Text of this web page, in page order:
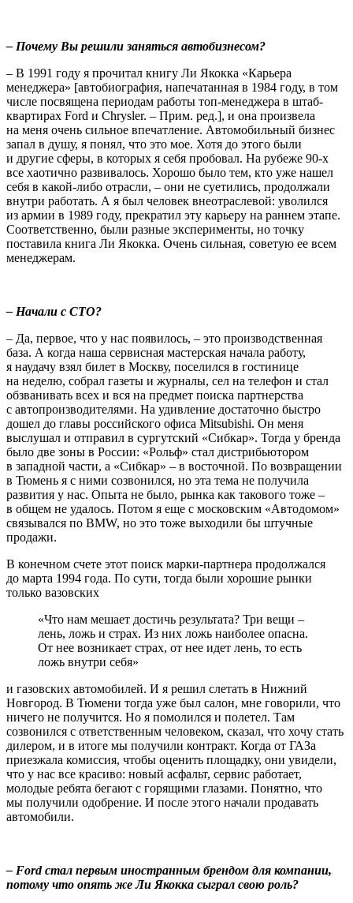
– Почему Вы решили заняться автобизнесом?
– В 1991 году я прочитал книгу Ли Якокка «Карьера
менеджера» [автобиография, напечатанная в 1984 году, в том
числе посвящена периодам работы топ-менеджера в штаб-
квартирах Ford и Chrysler. – Прим. ред.], и она произвела
на меня очень сильное впечатление. Автомобильный бизнес
запал в душу, я понял, что это мое. Хотя до этого были
и другие сферы, в которых я себя пробовал. На рубеже 90-х
все хаотично развивалось. Хорошо было тем, кто уже нашел
себя в какой-либо отрасли, – они не суетились, продолжали
внутри работать. А я был человек внеотраслевой: уволился
из армии в 1989 году, прекратил эту карьеру на раннем этапе.
Соответственно, были разные эксперименты, но точку
поставила книга Ли Якокка. Очень сильная, советую ее всем
менеджерам.
– Начали с СТО?
– Да, первое, что у нас появилось, – это производственная
база. А когда наша сервисная мастерская начала работу,
я наудачу взял билет в Москву, поселился в гостинице
на неделю, собрал газеты и журналы, сел на телефон и стал
обзванивать всех и вся на предмет поиска партнерства
с автопроизводителями. На удивление достаточно быстро
дошел до главы российского офиса Mitsubishi. Он меня
выслушал и отправил в сургутский «Сибкар». Тогда у бренда
было две зоны в России: «Рольф» стал дистрибьютором
в западной части, а «Сибкар» – в восточной. По возвращении
в Тюмень я с ними созвонился, но эта тема не получила
развития у нас. Опыта не было, рынка как такового тоже –
в общем не удалось. Потом я еще с московским «Автодомом»
связывался по BMW, но это тоже выходили бы штучные
продажи.
В конечном счете этот поиск марки-партнера продолжался
до марта 1994 года. По сути, тогда были хорошие рынки
только вазовских
«Что нам мешает достичь результата? Три вещи –
лень, ложь и страх. Из них ложь наиболее опасна.
От нее возникает страх, от нее идет лень, то есть
ложь внутри себя»
и газовских автомобилей. И я решил слетать в Нижний
Новгород. В Тюмени тогда уже был салон, мне говорили, что
ничего не получится. Но я помолился и полетел. Там
созвонился с ответственным человеком, сказал, что хочу стать
дилером, и в итоге мы получили контракт. Когда от ГАЗа
приезжала комиссия, чтобы оценить площадку, они увидели,
что у нас все красиво: новый асфальт, сервис работает,
молодые ребята бегают с горящими глазами. Понятно, что
мы получили одобрение. И после этого начали продавать
автомобили.
– Ford стал первым иностранным брендом для компании,
потому что опять же Ли Якокка сыграл свою роль?